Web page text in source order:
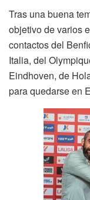
Tras una buena
objetivo de varios
contactos del
Italia, del
Eindhoven, de
para quedarse en